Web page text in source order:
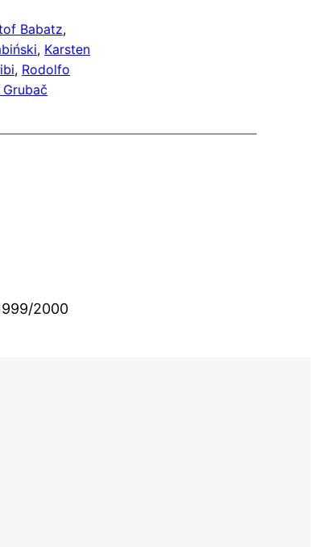
Babatz
, Karsten
, Rodolfo
Grubač
2000